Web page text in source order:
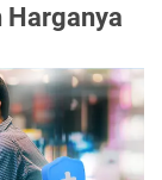
Harganya